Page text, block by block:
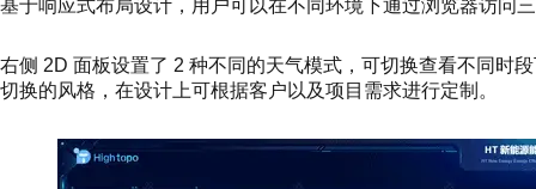
基于响应式布局设计，用户可以在不同环境下通过浏览器访问
右侧 2D 面板设置了 2 种不同的天气模式，可切换查看不同时
切换的风格，在设计上可根据客户以及项目需求进行定制。